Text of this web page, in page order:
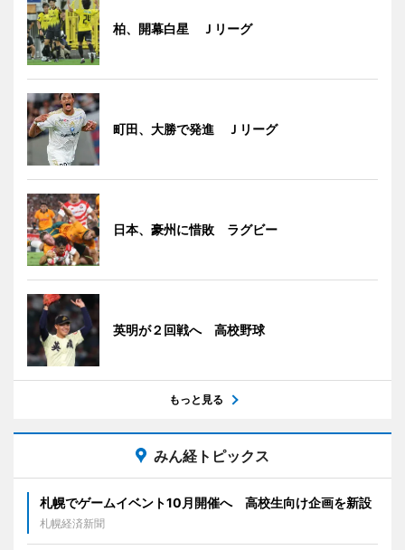
柏、開幕白星 Ｊリーグ
町田、大勝で発進 Ｊリーグ
日本、豪州に惜敗 ラグビー
英明が２回戦へ 高校野球
もっと見る
みん経トピックス
札幌でゲームイベント10月開催へ 高校生向け企画を新設
札幌経済新聞